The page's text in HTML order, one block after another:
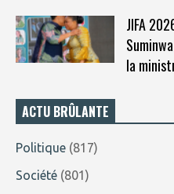
JIFA
la
ACTU BRÛLANTE
Politique (817)
Société (801)